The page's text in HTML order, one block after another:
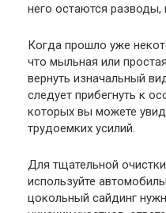
него остаются
Когда прошло уже
что мыльная или
вернуть изначальный
следует прибегнуть к
которых вы можете
трудоемких усилий.
Для тщательной
используйте
цокольный сайдинг